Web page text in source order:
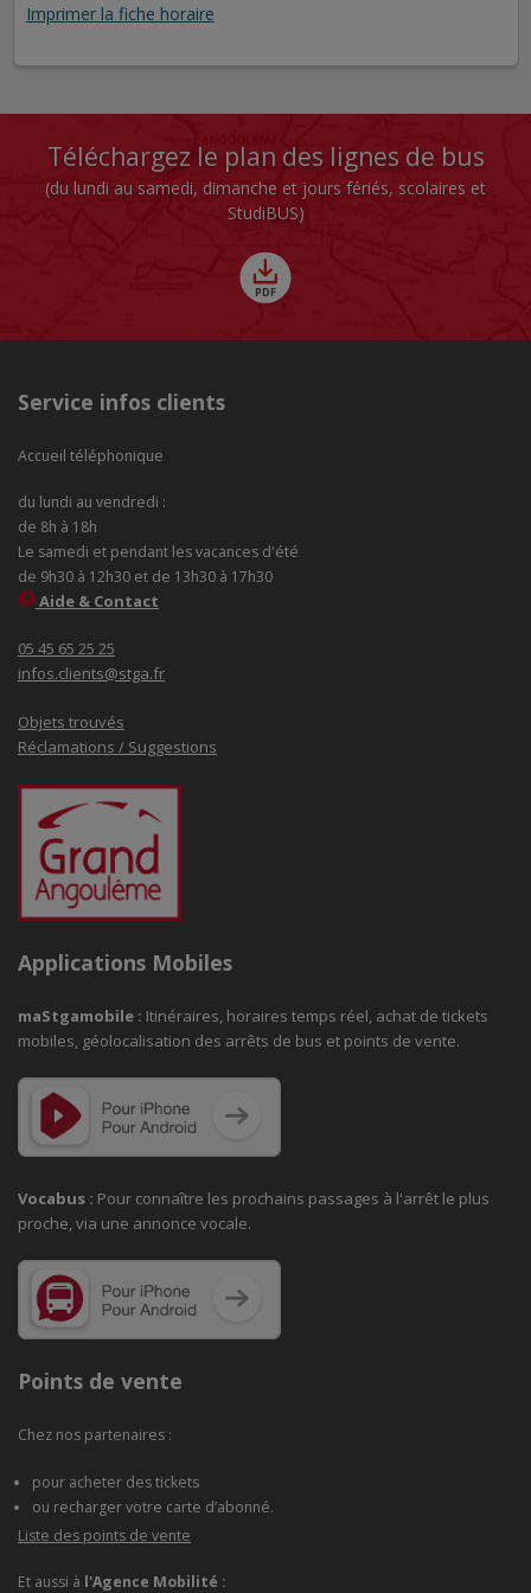
Imprimer la fiche horaire
Téléchargez le plan des lignes de bus
(du lundi au samedi, dimanche et jours fériés, scolaires et
StudiBUS)
Service infos clients
Accueil téléphonique
du lundi au vendredi :
de 8h à 18h
Le samedi et pendant les vacances d'été
de 9h30 à 12h30 et de 13h30 à 17h30
Aide & Contact
05 45 65 25 25
infos.clients@stga.fr
Objets trouvés
Réclamations / Suggestions
Applications Mobiles
maStgamobile : Itinéraires, horaires temps réel, achat de tickets
mobiles, géolocalisation des arrêts de bus et points de vente.
Vocabus : Pour connaître les prochains passages à l'arrêt le plus
proche, via une annonce vocale.
Points de vente
Chez nos partenaires :
pour acheter des tickets
ou recharger votre carte d’abonné.
Liste des points de vente
Et aussi à l'Agence Mobilité :